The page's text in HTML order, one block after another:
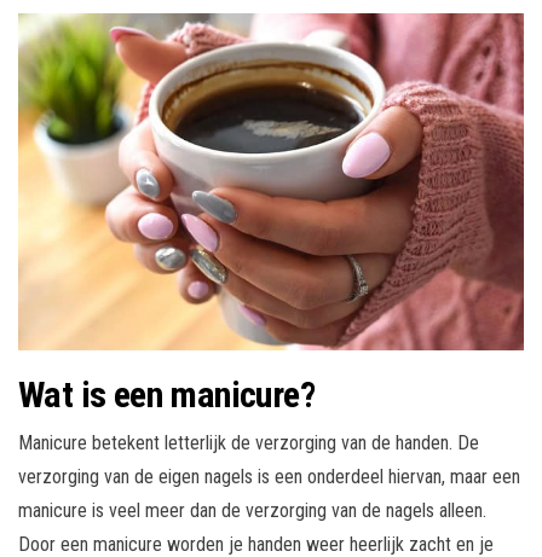
Wat is een manicure?
Manicure betekent letterlijk de verzorging van de handen. De
verzorging van de eigen nagels is een onderdeel hiervan, maar een
manicure is veel meer dan de verzorging van de nagels alleen.
Door een manicure worden je handen weer heerlijk zacht en je